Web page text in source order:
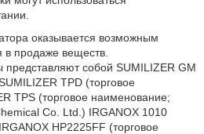
оказывается возможным
продаже веществ.
собой SUMILIZER GM
TPD (торговое
TPS (торговое наименование;
Co. Ltd.) IRGANOX 1010
HP2225FF (торговое